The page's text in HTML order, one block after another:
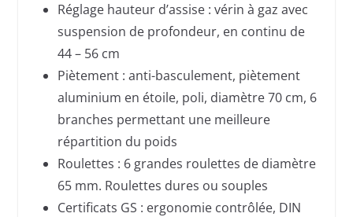
Réglage hauteur d’assise : vérin à gaz avec
suspension de profondeur, en continu de
44 – 56 cm
Piètement : anti-basculement, piètement
aluminium en étoile, poli, diamètre 70 cm, 6
branches permettant une meilleure
répartition du poids
Roulettes : 6 grandes roulettes de diamètre
65 mm. Roulettes dures ou souples
Certificats GS : ergonomie contrôlée, DIN